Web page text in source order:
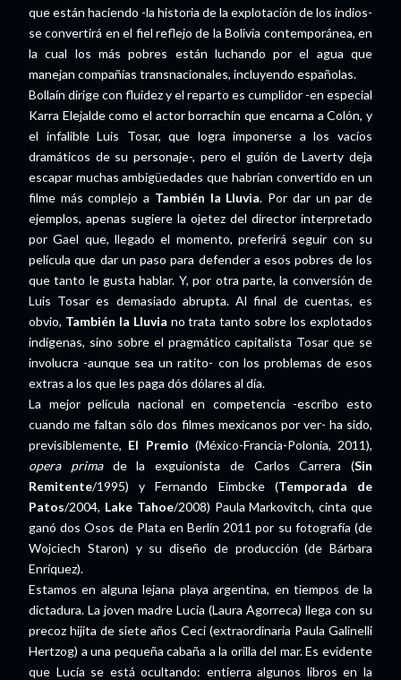
que están haciendo -la historia de la explotación de los indios-
se convertirá en el fiel reflejo de la Bolivia contemporánea, en
la cual los más pobres están luchando por el agua que
manejan compañías transnacionales, incluyendo españolas.
Bollaín dirige con fluidez y el reparto es cumplidor -en especial
Karra Elejalde como el actor borrachín que encarna a Colón, y
el infalible Luis Tosar, que logra imponerse a los vacíos
dramáticos de su personaje-, pero el guión de Laverty deja
escapar muchas ambigüedades que habrían convertido en un
filme más complejo a También la Lluvia. Por dar un par de
ejemplos, apenas sugiere la ojetez del director interpretado
por Gael que, llegado el momento, preferirá seguir con su
película que dar un paso para defender a esos pobres de los
que tanto le gusta hablar. Y, por otra parte, la conversión de
Luis Tosar es demasiado abrupta. Al final de cuentas, es
obvio, También la Lluvia no trata tanto sobre los explotados
indígenas, sino sobre el pragmático capitalista Tosar que se
involucra -aunque sea un ratito- con los problemas de esos
extras a los que les paga dós dólares al día.
La mejor película nacional en competencia -escribo esto
cuando me faltan sólo dos filmes mexicanos por ver- ha sido,
previsiblemente, El Premio (México-Francia-Polonia, 2011),
opera primade la exguionista de Carlos Carrera (Sin
Remitente/1995) y Fernando Eimbcke (Temporada de
Patos/2004, Lake Tahoe/2008) Paula Markovitch, cinta que
ganó dos Osos de Plata en Berlín 2011 por su fotografía (de
Wojciech Staron) y su diseño de producción (de Bárbara
Enríquez).
Estamos en alguna lejana playa argentina, en tiempos de la
dictadura. La joven madre Lucía (Laura Agorreca) llega con su
precoz hijita de siete años Ceci (extraordinaria Paula Galinelli
Hertzog) a una pequeña cabaña a la orilla del mar. Es evidente
que Lucía se está ocultando: entierra algunos libros en la